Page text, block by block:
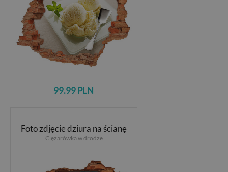
99.99 PLN
Foto zdjęcie dziura na ścianę
Ciężarówka w drodze